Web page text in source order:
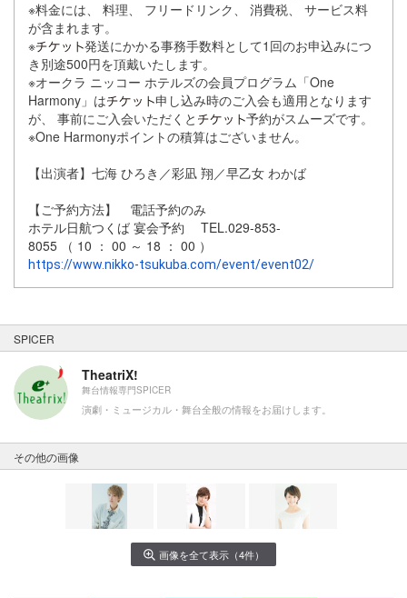
※料金には、 料理、 フリードリンク、 消費税、 サービス料
が含まれます。
※
発送にかかる事務手数料として1回のお申込みにつ
き別途500円を頂戴いたします。
※オークラ ニッコー ホテルズの会員プログラム「One
Harmony」 は
申し込み時のご入会も適用となります
が、 事前にご入会いただくと
予約がスムーズです。
※One Harmonyポイントの積算はございません。
【出演者】七海 ひろき／彩凪 翔／早乙女 わかば
【ご予約方法】 電話予約のみ
ホテル日航つくば 宴会予約
TEL.029-853-
8055 （ 10 ： 00 ～ 18 ： 00 ）
https://www.nikko-tsukuba.com/event/event02/
SPICER
TheatriX!
舞台情報専門SPICER
演劇・ミュージカル・舞台全般の情報をお届けします。
その他の画像
画像を全て表示（4件）